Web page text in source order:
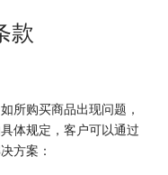
款
所购买商品出现问题，
体规定，客户可以通过
方案：